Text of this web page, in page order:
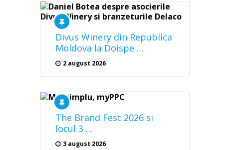
Divus Winery din Republica
Moldova la Doispe …
2 august 2026
The Brand Fest 2026 si
locul 3 …
3 august 2026